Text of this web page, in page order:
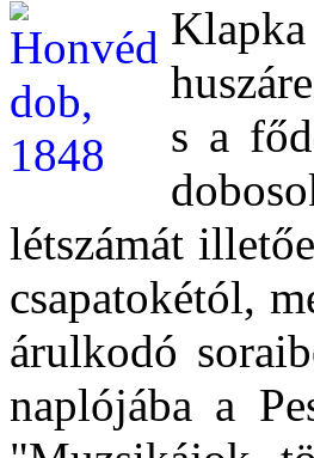
s a
létszámát
csapatokétól,
árulkodó
naplójába a